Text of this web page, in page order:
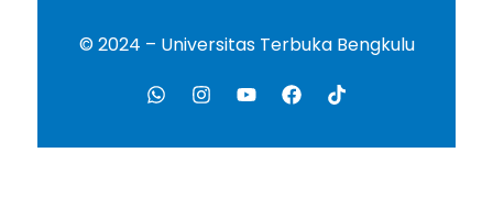
© 2024 – Universitas Terbuka Bengkulu